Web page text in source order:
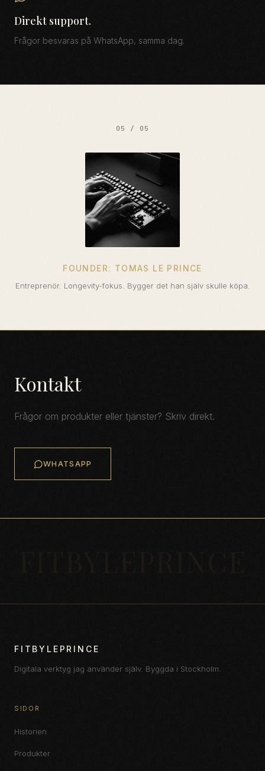
Direkt support.
Frågor besvaras på WhatsApp, samma dag.
05 / 05
FOUNDER: TOMAS LE PRINCE
Entreprenör. Longevity-fokus. Bygger det han själv skulle köpa.
Kontakt
Frågor om produkter eller tjänster? Skriv direkt.
WHATSAPP
FITBYLEPRINCE
Digitala verktyg jag använder själv. Byggda i Stockholm.
SIDOR
Historien
Produkter